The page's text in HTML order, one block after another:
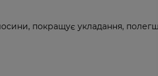
покращує укладання,